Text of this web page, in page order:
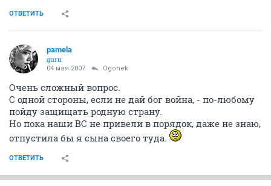
ОТВЕТИТЬ
pamela
guru
04 мая 2007 Ogonek
Очень сложный вопрос.
С одной стороны, если не дай бог война, - по-любому
пойду защищать родную страну.
Но пока наши ВС не привели в порядок, даже не знаю,
отпустила бы я сына своего туда.
ОТВЕТИТЬ